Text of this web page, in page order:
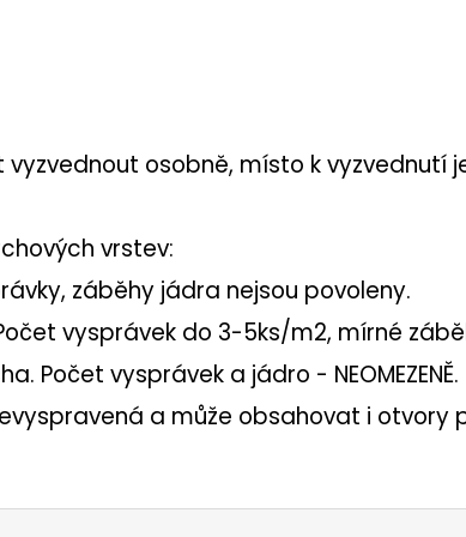
osobně, místo k vyzvednutí
vrstev:
záběhy jádra nejsou povoleny.
vysprávek do 3-5ks/m2, mírné
Počet vysprávek a jádro - NEOMEZENĚ.
a může obsahovat i otvory